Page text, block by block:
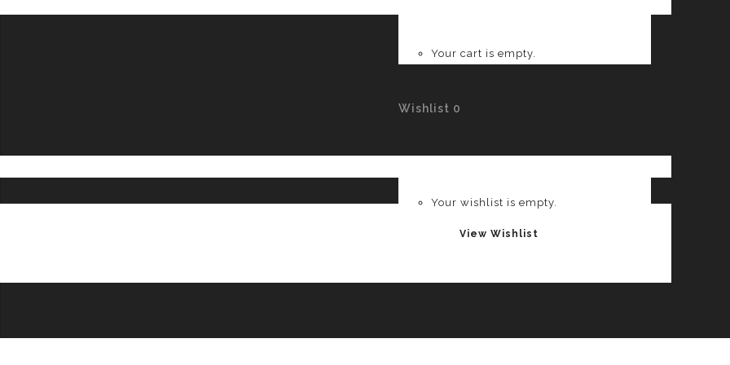
Your cart is empty.
Wishlist 0
Your wishlist is empty.
View Wishlist